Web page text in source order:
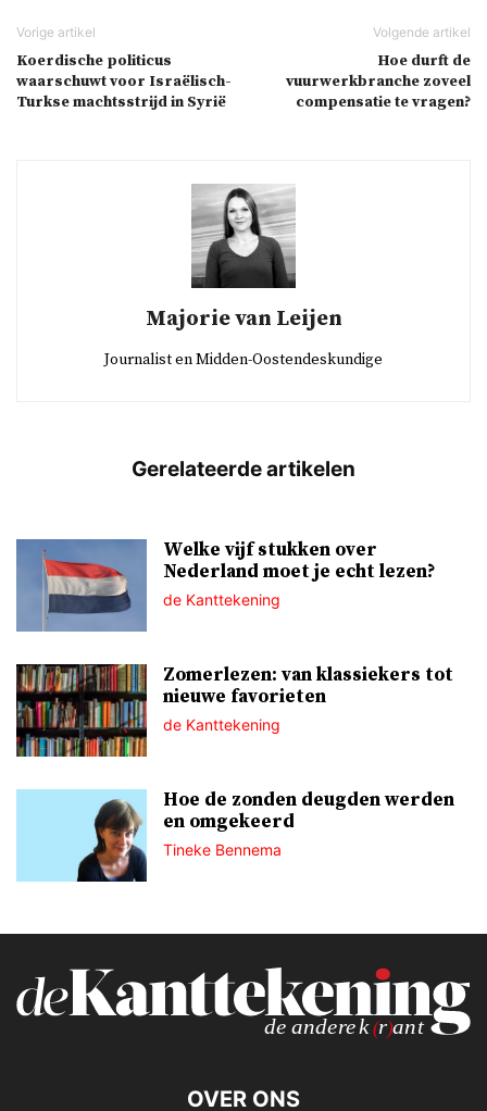
Koerdische politicus
waarschuwt voor Israëlisch-
Turkse machtsstrijd in Syrië
Hoe durft de
vuurwerkbranche zoveel
compensatie te vragen?
Majorie van Leijen
Journalist en Midden-Oostendeskundige
Welke vijf stukken over
Nederland moet je echt lezen?
de Kanttekening
Zomerlezen: van klassiekers tot
nieuwe favorieten
de Kanttekening
Hoe de zonden deugden werden
en omgekeerd
Tineke Bennema
OVER ONS